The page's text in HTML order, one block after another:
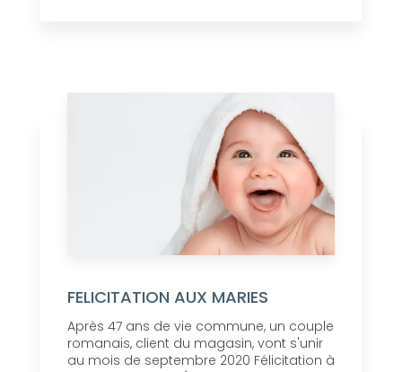
FELICITATION AUX MARIES
Après 47 ans de vie commune, un couple
romanais, client du magasin, vont s'unir
au mois de septembre 2020 Félicitation à